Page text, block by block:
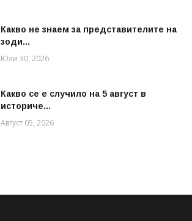
Какво не знаем за представителите на
зоди...
Юли 30, 2026
Какво се е случило на 5 август в
историче...
Август 05, 2026